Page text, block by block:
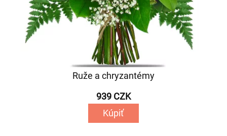
Ruže a chryzantémy
939 CZK
Kúpiť